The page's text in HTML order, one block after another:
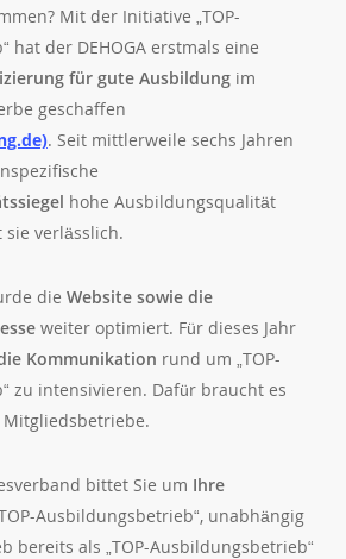
Mit der Initiative „TOP-
hat der DEHOGA erstmals eine
für gute Ausbildungim
geschaffen
. Seit mittlerweile sechs Jahren
hohe Ausbildungsqualität
verlässlich.
die Website sowie die
weiter optimiert. Für dieses Jahr
Kommunikation rund um „TOP-
zu intensivieren. Dafür braucht es
bittet Sie um Ihre
Ausbildungsbetrieb“, unabhängig
bereits als „TOP-Ausbildungsbetrieb“